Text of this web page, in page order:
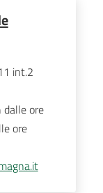
int.2
dalle ore
ore